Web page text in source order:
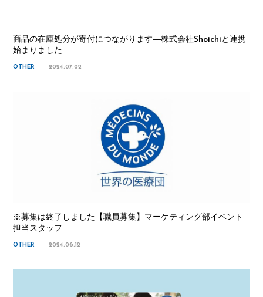
商品の在庫処分が寄付につながります―株式会社Shoichiと連携
始まりました
OTHER 2024.07.02
※募集は終了しました【職員募集】マーケティング部イベント
担当スタッフ
OTHER 2024.06.12